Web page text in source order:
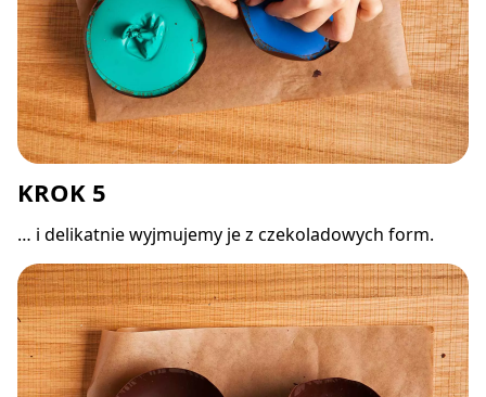
KROK 5
… i delikatnie wyjmujemy je z czekoladowych form.